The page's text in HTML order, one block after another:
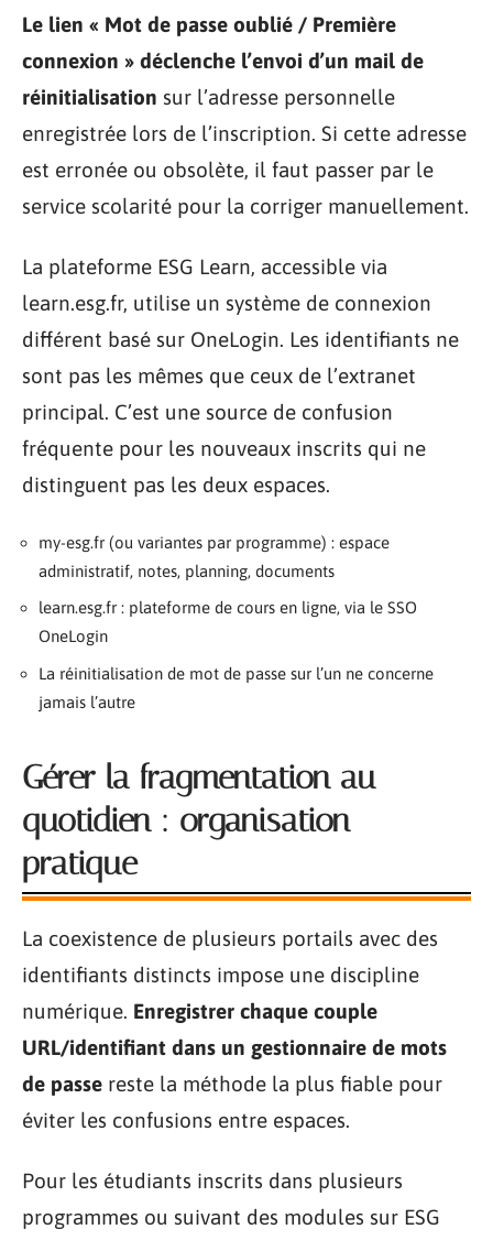
Le lien « Mot de passe oublié / Première
connexion » déclenche l’envoi d’un mail de
réinitialisation sur l’adresse personnelle
enregistrée lors de l’inscription. Si cette adresse
est erronée ou obsolète, il faut passer par le
service scolarité pour la corriger manuellement.
La plateforme ESG Learn, accessible via
learn.esg.fr, utilise un système de connexion
différent basé sur OneLogin. Les identifiants ne
sont pas les mêmes que ceux de l’extranet
principal. C’est une source de confusion
fréquente pour les nouveaux inscrits qui ne
distinguent pas les deux espaces.
my-esg.fr (ou variantes par programme) : espace
administratif, notes, planning, documents
learn.esg.fr : plateforme de cours en ligne, via le SSO
OneLogin
La réinitialisation de mot de passe sur l’un ne concerne
jamais l’autre
Gérer la fragmentation au
quotidien : organisation
pratique
La coexistence de plusieurs portails avec des
identifiants distincts impose une discipline
numérique. Enregistrer chaque couple
URL/identifiant dans un gestionnaire de mots
de passe reste la méthode la plus fiable pour
éviter les confusions entre espaces.
Pour les étudiants inscrits dans plusieurs
programmes ou suivant des modules sur ESG